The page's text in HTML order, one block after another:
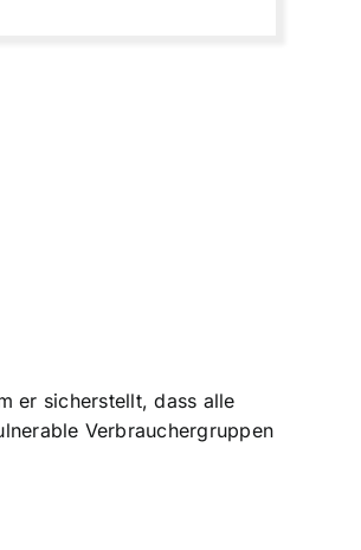
er sicherstellt, dass alle
Verbrauchergruppen